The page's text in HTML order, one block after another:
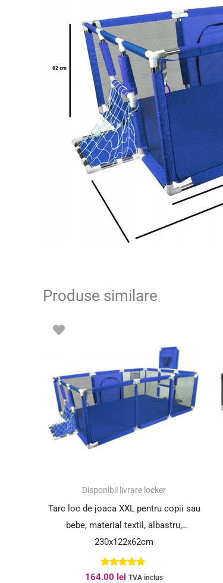
Produse similare
Disponibil livrare locker
Tarc loc de joaca XXL pentru copii sau
bebe, material textil, albastru,
230x122x62cm
Evaluat la
164.00 lei TVA inclus